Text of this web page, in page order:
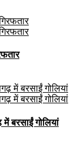
में बरसाईं गोलियां